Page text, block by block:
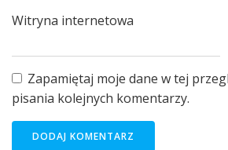
Witryna internetowa
Zapamiętaj moje dane w tej
pisania kolejnych komentarzy.